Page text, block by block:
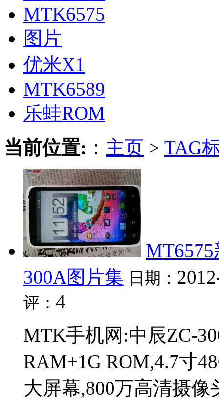
MTK6575
图片
优米X1
MTK6589
乐蛙ROM
当前位置: ： 主页 > TAG
300A图片集 日期：
评： 4
MTK手机网:中辰ZC-
RAM+1G ROM,4.7寸
大屏幕,800万高清摄